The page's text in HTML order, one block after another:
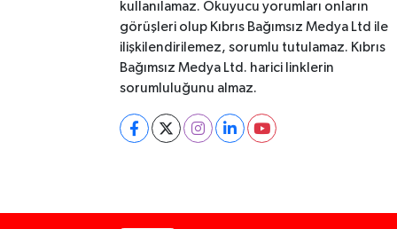
kullanılamaz. Okuyucu yorumları onların
görüşleri olup Kıbrıs Bağımsız Medya Ltd ile
ilişkilendirilemez, sorumlu tutulamaz. Kıbrıs
Bağımsız Medya Ltd. harici linklerin
sorumluluğunu almaz.